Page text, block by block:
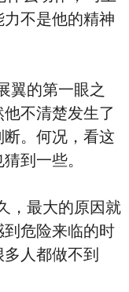
不是他的精神
的第一眼之
不清楚发生了
。何况，看这
到一些。
最大的原因就
危险来临的时
人都做不到